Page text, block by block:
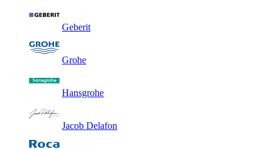
Geberit
Grohe
Hansgrohe
Jacob Delafon